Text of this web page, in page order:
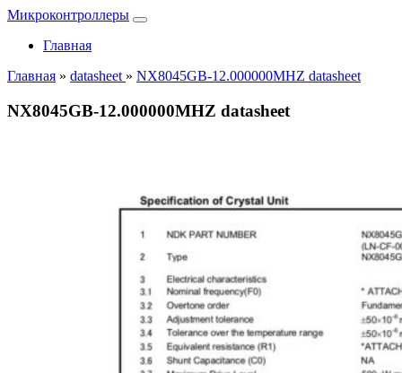
Микроконтроллеры
Главная
Главная » datasheet » NX8045GB-12.000000MHZ datasheet
NX8045GB-12.000000MHZ datasheet